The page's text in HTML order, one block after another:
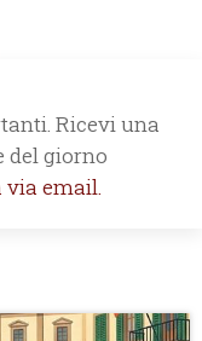
Ricevi una
del giorno
via email.